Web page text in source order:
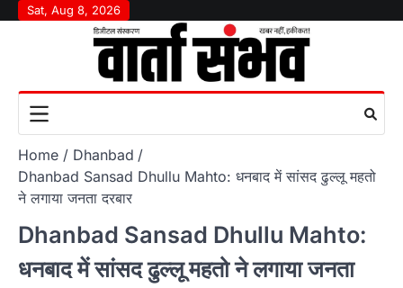
SkipSat, Aug 8, 2026
Home
Dhanbad
Dhanbad Sansad Dhullu Mahto: धनबाद में सांसद ढुल्लू महतो
ने लगाया जनता दरबार
Dhanbad Sansad Dhullu Mahto:
धनबाद में सांसद ढुल्लू महतो ने लगाया जनता